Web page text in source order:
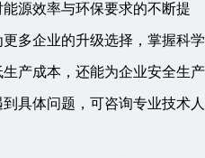
源效率与环保要求的不断提
多企业的升级选择，掌握科学
产成本，还能为企业安全生产
具体问题，可咨询专业技术人